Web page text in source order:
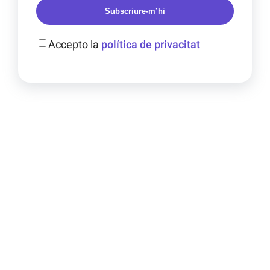
Subscriure-m’hi
Accepto la política de privacitat